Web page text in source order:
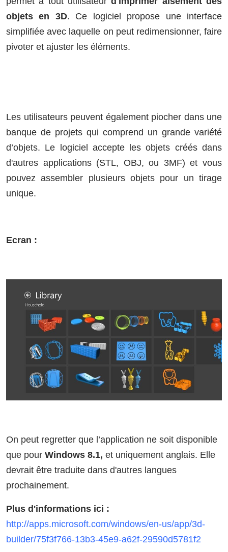
objets en 3D. Ce logiciel propose une interface
simplifiée avec laquelle on peut redimensionner, faire
pivoter et ajuster les éléments.
Les utilisateurs peuvent également piocher dans une
banque de projets qui comprend un grande variété
d’objets. Le logiciel accepte les objets créés dans
d'autres applications (STL, OBJ, ou 3MF) et vous
pouvez assembler plusieurs objets pour un tirage
unique.
Ecran :
On peut regretter que l’application ne soit disponible
que pour Windows 8.1, et uniquement anglais. Elle
devrait être traduite dans d'autres langues
prochainement.
Plus d'informations ici :
http://apps.microsoft.com/windows/en-us/app/3d-
builder/75f3f766-13b3-45e9-a62f-29590d5781f2